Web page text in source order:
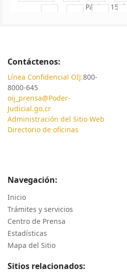
Página 15
Contáctenos:
Línea Confidencial OIJ:800-
8000-645
oij_prensa@Poder-
Judicial.go.cr
Administración del Sitio Web
Directorio de oficinas
Navegación:
Inicio
Trámites y servicios
Centro de Prensa
Estadísticas
Mapa del Sitio
Sitios relacionados: